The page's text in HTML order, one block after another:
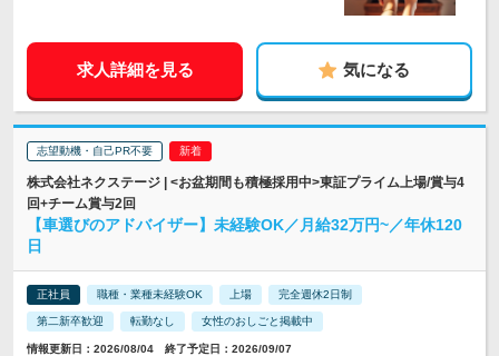
求人詳細を見る 気になる
志望動機・自己PR不要
株式会社ネクステージ | <お盆期間も積極採用中>東証プライム上場/賞与4
回+チーム賞与2回
【車選びのアドバイザー】未経験OK／月給32万円~／年休120
日
正社員 職種・業種未経験OK 上場 完全週休2日制
第二新卒歓迎 転勤なし 女性のおしごと掲載中
情報更新日：2026/08/04 終了予定日：2026/09/07